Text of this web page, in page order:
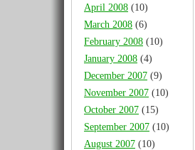
April 2008 (10)
March 2008 (6)
February 2008 (10)
January 2008 (4)
December 2007 (9)
November 2007 (10)
October 2007 (15)
September 2007 (10)
August 2007 (10)